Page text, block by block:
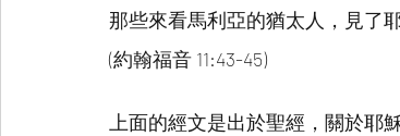
那些來看馬利亞的猶太人，見了
(約翰福音 11:43-45)
上面的經文是出於聖經，關於耶